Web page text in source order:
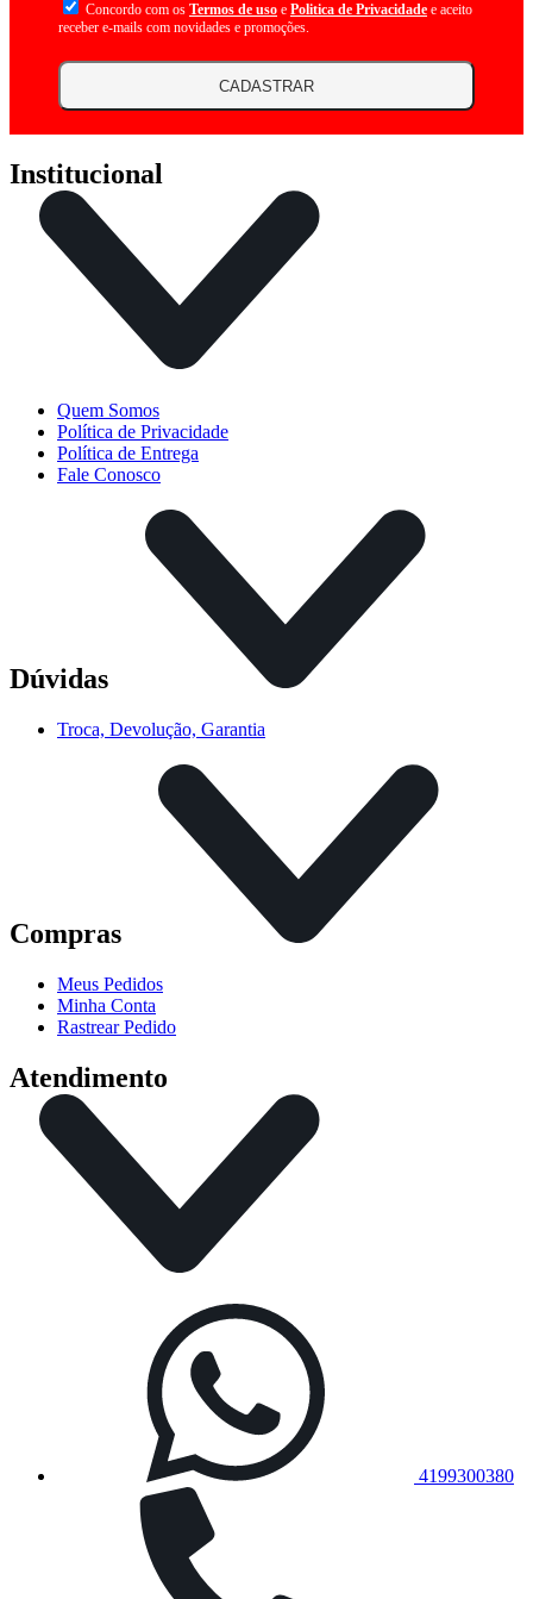
Concordo com os Termos de uso e Politica de Privacidade e aceito
receber e-mails com novidades e promoções.
CADASTRAR
Institucional
Quem Somos
Política de Privacidade
Política de Entrega
Fale Conosco
Dúvidas
Troca, Devolução, Garantia
Compras
Meus Pedidos
Minha Conta
Rastrear Pedido
Atendimento
4199300380